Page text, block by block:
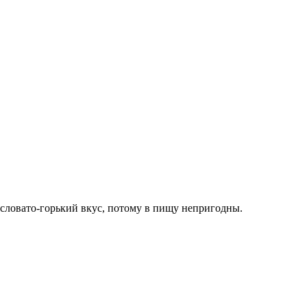
горький вкус, потому в пищу непригодны.